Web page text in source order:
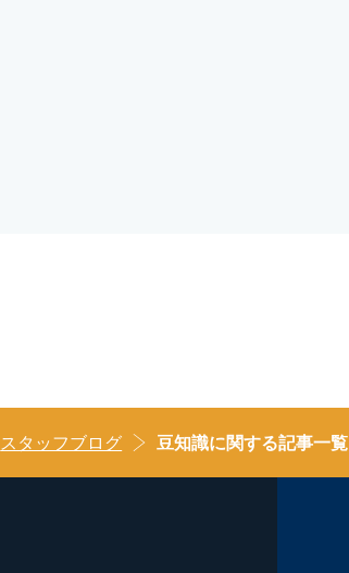
スタッフブログ 豆知識に関する記事一覧